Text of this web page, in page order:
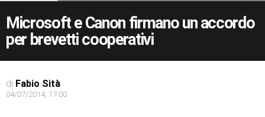
Microsoft e Canon firmano un accordo
per brevetti cooperativi
di Fabio Sità
04/07/2014, 17:00